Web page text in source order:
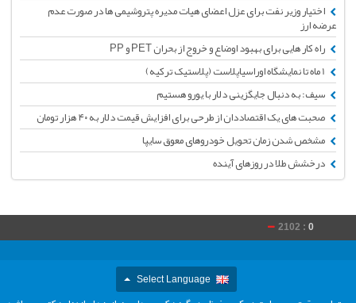
اختیار وزیر نفت برای عزل اعضای هیات مدیره پتروشیمی ها در صورت عدم
عرضه ارز
راه کار هایی برای بهبود اوضاع و خروج از بحران PET و PP
سیف: به دنبال جایگزینی دلار با یورو هستیم
صحبت های یک اقتصاددان از طرحی برای افزایش قیمت دلار به ۴۰ هزار تومان
مشخص شدن زمان تحویل خودروهای معوق سایپا
درخشش طلا در روزهای آینده
2102 : 0